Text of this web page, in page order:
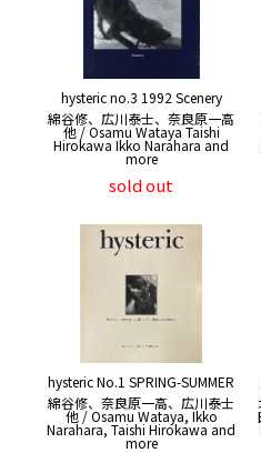
hysteric no.3 1992 Scenery
綿谷修、広川泰士、奈良原一高
他 / Osamu Wataya Taishi
Hirokawa Ikko Narahara and
more
sold out
hysteric No.1 SPRING-SUMMER
綿谷修、奈良原一高、広川泰士
他 / Osamu Wataya, Ikko
Narahara, Taishi Hirokawa and
more